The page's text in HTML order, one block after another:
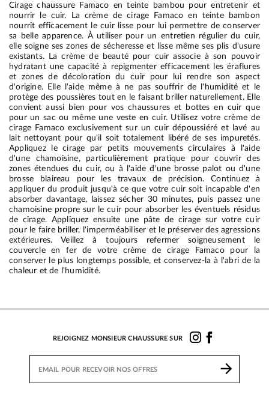
Cirage chaussure Famaco en teinte bambou pour entretenir et
nourrir le cuir. La crème de cirage Famaco en teinte bambon
nourrit efficacement le cuir lisse pour lui permettre de conserver
sa belle apparence. À utiliser pour un entretien régulier du cuir,
elle soigne ses zones de sécheresse et lisse même ses plis d'usure
existants. La crème de beauté pour cuir associe à son pouvoir
hydratant une capacité à repigmenter efficacement les éraflures
et zones de décoloration du cuir pour lui rendre son aspect
d'origine. Elle l'aide même à ne pas souffrir de l'humidité et le
protège des poussières tout en le faisant briller naturellement. Elle
convient aussi bien pour vos chaussures et bottes en cuir que
pour un sac ou même une veste en cuir. Utilisez votre crème de
cirage Famaco exclusivement sur un cuir dépoussiéré et lavé au
lait nettoyant pour qu'il soit totalement libéré de ses impuretés.
Appliquez le cirage par petits mouvements circulaires à l'aide
d'une chamoisine, particulièrement pratique pour couvrir des
zones étendues du cuir, ou à l'aide d'une brosse palot ou d'une
brosse blaireau pour les travaux de précision. Continuez à
appliquer du produit jusqu'à ce que votre cuir soit incapable d'en
absorber davantage, laissez sécher 30 minutes, puis passez une
chamoisine propre sur le cuir pour absorber les éventuels résidus
de cirage. Appliquez ensuite une pâte de cirage sur votre cuir
pour le faire briller, l'imperméabiliser et le préserver des agressions
extérieures. Veillez à toujours refermer soigneusement le
couvercle en fer de votre crème de cirage Famaco pour la
conserver le plus longtemps possible, et conservez-la à l'abri de la
chaleur et de l'humidité.
REJOIGNEZ MONSIEUR CHAUSSURE SUR